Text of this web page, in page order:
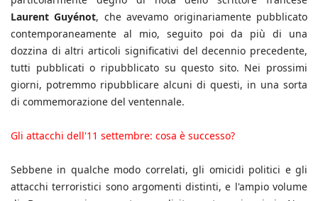
Laurent Guyénot, che avevamo originariamente pubblicato
contemporaneamente al mio, seguito poi da più di una
dozzina di altri articoli significativi del decennio precedente,
tutti pubblicati o ripubblicato su questo sito. Nei prossimi
giorni, potremmo ripubblicare alcuni di questi, in una sorta
di commemorazione del ventennale.
Gli attacchi dell'11 settembre: cosa è successo?
Sebbene in qualche modo correlati, gli omicidi politici e gli
attacchi terroristici sono argomenti distinti, e l'ampio volume